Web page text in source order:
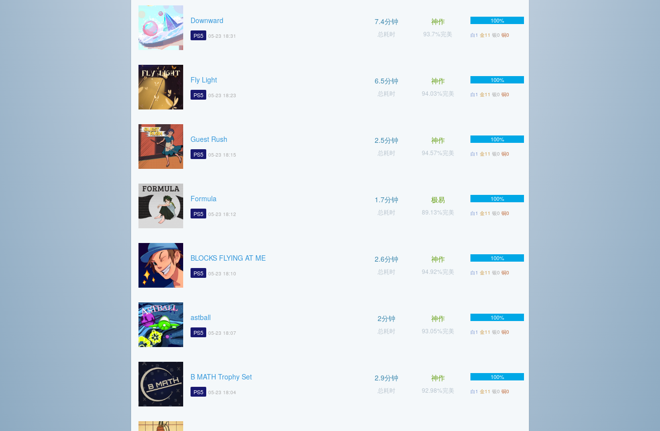
Downward
PS5 05-23 18:31
7.4分钟
总耗时
神作
93.7%完美
100%
白1 金11 银0 铜0
Fly Light
PS5 05-23 18:23
6.5分钟
总耗时
神作
94.03%完美
100%
白1 金11 银0 铜0
Guest Rush
PS5 05-23 18:15
2.5分钟
总耗时
神作
94.57%完美
100%
白1 金11 银0 铜0
Formula
PS5 05-23 18:12
1.7分钟
总耗时
极易
89.13%完美
100%
白1 金11 银0 铜0
BLOCKS FLYING AT ME
PS5 05-23 18:10
2.6分钟
总耗时
神作
94.92%完美
100%
白1 金11 银0 铜0
astball
PS5 05-23 18:07
2分钟
总耗时
神作
93.05%完美
100%
白1 金11 银0 铜0
B MATH Trophy Set
PS5 05-23 18:04
2.9分钟
总耗时
神作
92.98%完美
100%
白1 金11 银0 铜0